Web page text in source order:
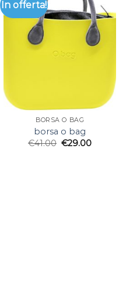
In offerta!
BORSA O BAG
borsa o bag
€41.00 €29.00